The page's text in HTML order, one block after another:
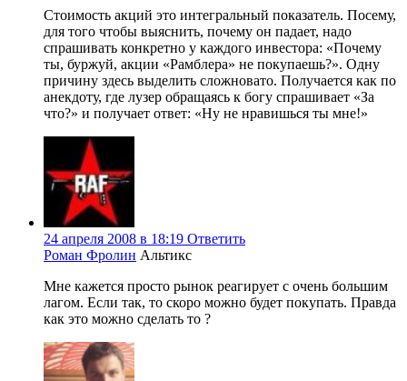
Стоимость акций это интегральный показатель. Посему,
для того чтобы выяснить, почему он падает, надо
спрашивать конкретно у каждого инвестора: «Почему
ты, буржуй, акции «Рамблера» не покупаешь?». Одну
причину здесь выделить сложновато. Получается как по
анекдоту, где лузер обращаясь к богу спрашивает «За
что?» и получает ответ: «Ну не нравишься ты мне!»
24 апреля 2008 в 18:19 Ответить
Роман Фролин Альтикс
Мне кажется просто рынок реагирует с очень большим
лагом. Если так, то скоро можно будет покупать. Правда
как это можно сделать то ?